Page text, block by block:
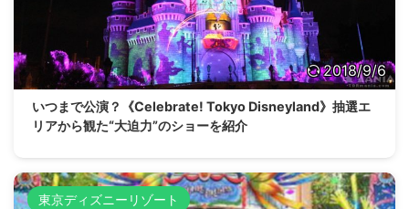
2018/9/6
いつまで公演？《Celebrate! Tokyo Disneyland》抽選エ
リアから観た“大迫力”のショーを紹介
東京ディズニーリゾート